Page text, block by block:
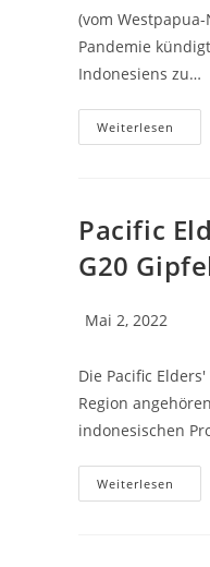
(vom
Pandemie
Indonesiens zu…
Weiterlesen
Pacific
G20
Mai 2, 2022
Die Pacific
Region
indonesischen
Weiterlesen